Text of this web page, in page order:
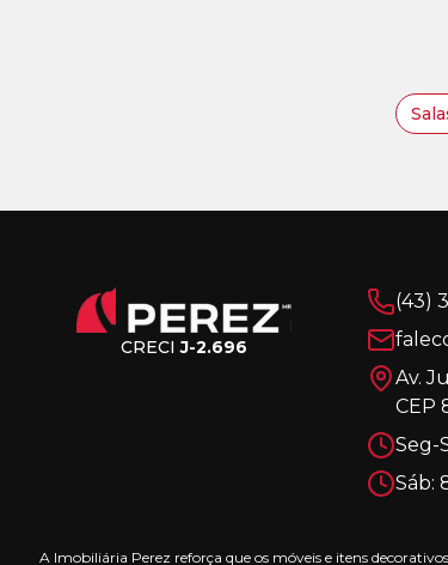
CRECIJ-2.696
(43)
Av.
CEP
Seg-
Sáb:
A Imobiliária Perez reforça que os móveis e itens